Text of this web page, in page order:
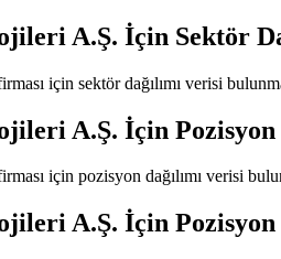
A.Ş. İçin Sektör
için sektör dağılımı verisi
A.Ş. İçin Pozisyon
için pozisyon dağılımı verisi
A.Ş. İçin Pozisyon